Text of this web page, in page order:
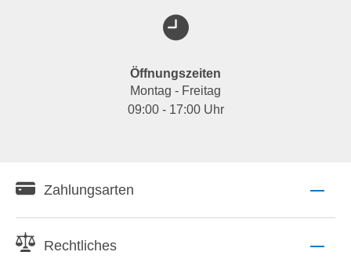
Öffnungszeiten
Montag - Freitag
09:00 - 17:00 Uhr
Zahlungsarten
Rechtliches